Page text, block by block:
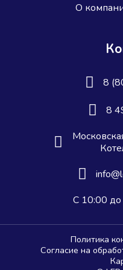
О
8
8
С 10:00
Политика
Согласие на